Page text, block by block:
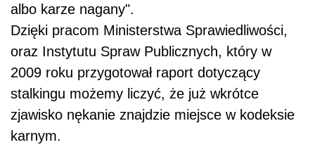
albo karze nagany".
Dzięki pracom Ministerstwa Sprawiedliwości,
oraz Instytutu Spraw Publicznych, który w
2009 roku przygotował raport dotyczący
stalkingu możemy liczyć, że już wkrótce
zjawisko nękanie znajdzie miejsce w kodeksie
karnym.